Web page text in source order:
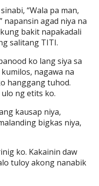
“Wala pa man,
napansin agad niya na
bakit napakadali
salitang TITI.
ko lang siya sa
nagawa na
hanggang tuhod.
ng etits ko.
kausap niya,
bigkas niya,
ko. Kakainin daw
tuloy akong nanabik